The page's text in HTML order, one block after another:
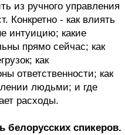
из ручного управления
Конкретно - как влиять
интуицию; какие
прямо сейчас; как
как
ответственности; как
людьми; и где
расходы.
белорусских спикеров.